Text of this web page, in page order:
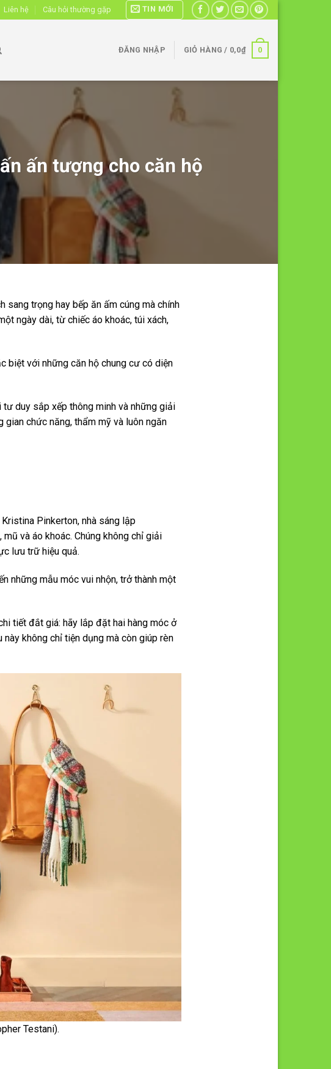
Liên hệ Câu hỏi thường gặp TIN MỚI
ĐĂNG NHẬP GIỎ HÀNG / 0,0₫ 0
ấn tượng cho căn hộ
sang trọng hay bếp ăn ấm cúng mà chính
ngày dài, từ chiếc áo khoác, túi xách,
biệt với những căn hộ chung cư có diện
tư duy sắp xếp thông minh và những giải
gian chức năng, thẩm mỹ và luôn ngăn
Pinkerton, nhà sáng lập
và áo khoác. Chúng không chỉ giải
lưu trữ hiệu quả.
những mẫu móc vui nhộn, trở thành một
tiết đắt giá: hãy lắp đặt hai hàng móc ở
không chỉ tiện dụng mà còn giúp rèn
Testani).